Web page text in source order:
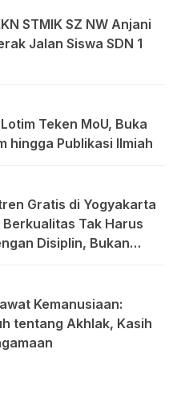
STMIK SZ NW Anjani
Jalan Siswa SDN 1
Teken MoU, Buka
hingga Publikasi Ilmiah
Gratis di Yogyakarta
Tak Harus
Disiplin, Bukan
Kemanusiaan:
tentang Akhlak, Kasih